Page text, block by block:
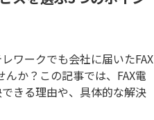
ワークでも会社に届いたFAX
か？この記事では、FAX電
きる理由や、具体的な解決